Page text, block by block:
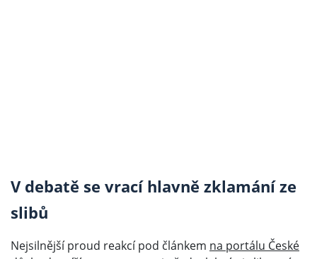
V debatě se vrací hlavně zklamání ze
slibů
Nejsilnější proud reakcí pod článkem na portálu České